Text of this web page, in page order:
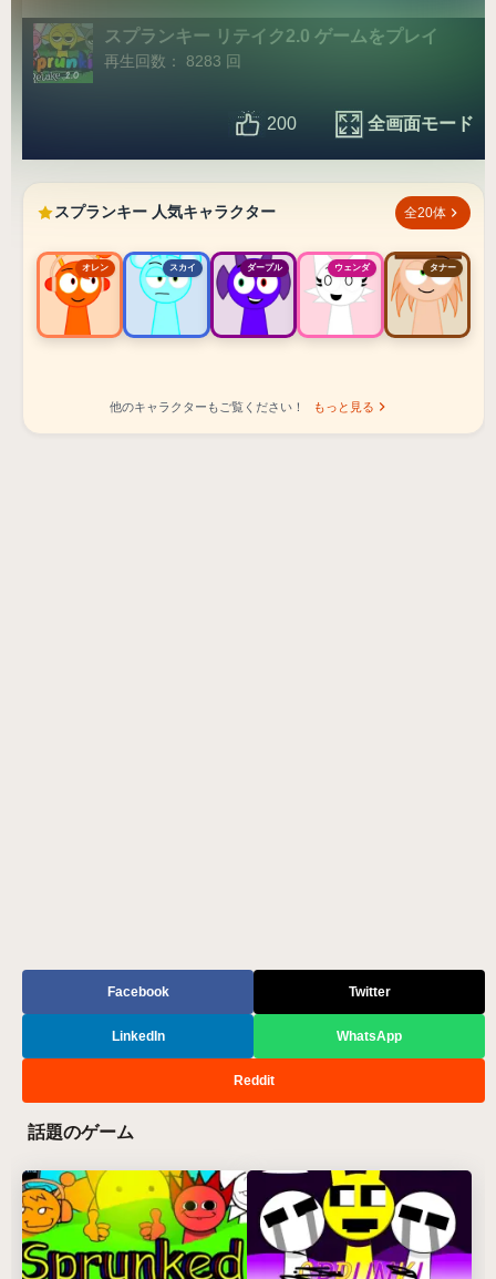
スプランキー リテイク2.0 ゲームをプレイ
再生回数： 8283 回
200 全画面モード
スプランキー 人気キャラクター 全20体
オレン スカイ ダープル ウェンダ タナー
他のキャラクターもご覧ください！ もっと見る
スプランキー 人気キャラクター ランキング
Facebook Twitter
LinkedIn WhatsApp
Reddit
話題のゲーム